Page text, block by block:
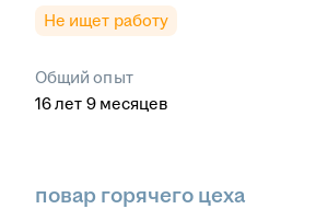
Не ищет работу
Общий опыт
16лет 9 месяцев
повар горячего цеха